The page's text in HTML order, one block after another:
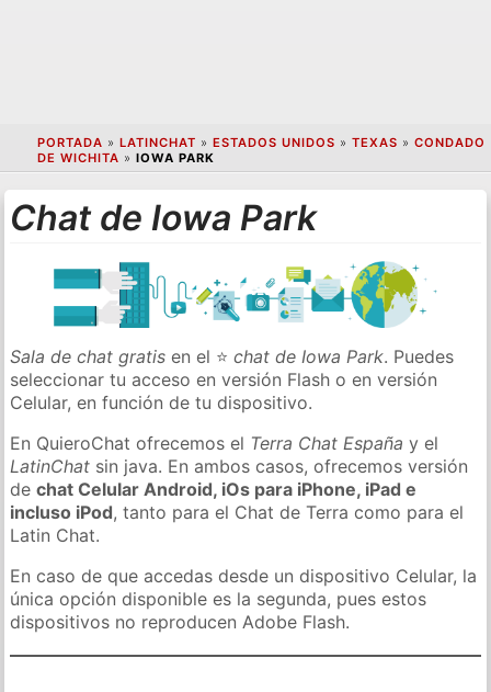
PORTADA » LATINCHAT » ESTADOS UNIDOS » TEXAS » CONDADO
DE WICHITA » IOWA PARK
Chat de Iowa Park
Sala de chat gratis en el ⭐chat de Iowa Park. Puedes
seleccionar tu acceso en versión Flash o en versión
Celular, en función de tu dispositivo.
En QuieroChat ofrecemos el Terra Chat España y el
LatinChat sin java. En ambos casos, ofrecemos versión
dechat Celular Android, iOs para iPhone, iPad e
incluso iPod, tanto para el Chat de Terra como para el
Latin Chat.
En caso de que accedas desde un dispositivo Celular, la
única opción disponible es la segunda, pues estos
dispositivos no reproducen Adobe Flash.